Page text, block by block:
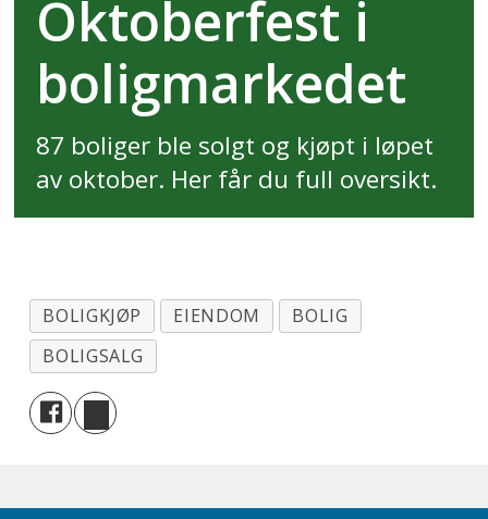
Oktoberfest i
boligmarkedet
87 boliger ble solgt og kjøpt i løpet
av oktober. Her får du full oversikt.
BOLIGKJØP EIENDOM
BOLIG
BOLIGSALG